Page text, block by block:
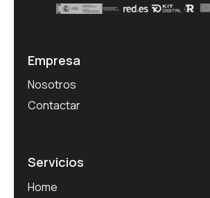
Empresa
Nosotros
Contactar
Servicios
Home